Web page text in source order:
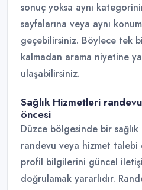
sonuç yoksa aynı
sayfalarına veya aynı
geçebilirsiniz. Böylece tek
kalmadan arama niyetine
ulaşabilirsiniz.
Sağlık Hizmetleri
öncesi
Düzce bölgesinde bir
randevu veya hizmet
profil bilgilerini güncel
doğrulamak yararlıdır.